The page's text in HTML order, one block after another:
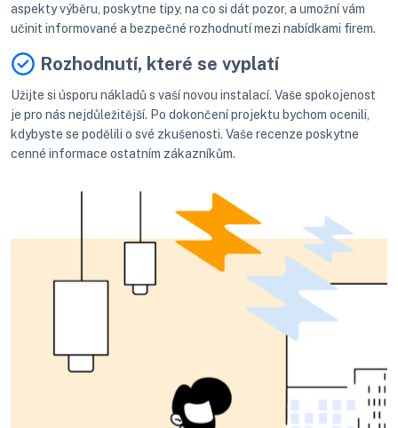
aspekty výběru, poskytne tipy, na co si dát pozor, a umožní vám
učinit informované a bezpečné rozhodnutí mezi nabídkami firem.
Rozhodnutí, které se vyplatí
Užijte si úsporu nákladů s vaší novou instalací. Vaše spokojenost
je pro nás nejdůležitější. Po dokončení projektu bychom ocenili,
kdybyste se podělili o své zkušenosti. Vaše recenze poskytne
cenné informace ostatním zákazníkům.